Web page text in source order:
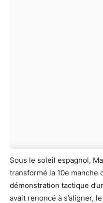
Sous le soleil espagnol,
transformé la 10e manche
démonstration tactique
avait renoncé à s’aligner,